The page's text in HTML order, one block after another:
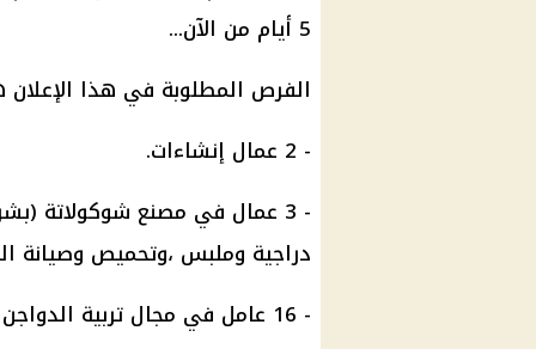
5 أيام من الآن...
الفرص المطلوبة في هذا
- 2 عمال إنشاءات.
- 3 عمال في مصنع شوكولاتة
دراجية وملبس ،وتحميص وصيانة
- 16 عامل في مجال تربية الدواجن يشترط الخبرة.